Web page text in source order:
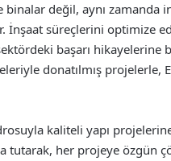
değil, aynı zamanda
İnşaat süreçlerini optimize
başarı
donatılmış projelerle,
kaliteli yapı
tutarak, her projeye özgün